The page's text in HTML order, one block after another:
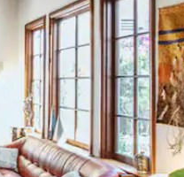
i prema dolje, kao i